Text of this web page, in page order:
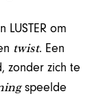
om
twist. Een
zonder zich te
speelde